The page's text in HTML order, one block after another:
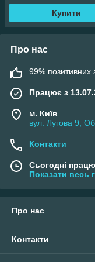
Купити
Про нас
99% позитивних
Працює з
м. Київ
вул. Лугова 9,
Контакти
Сьогодні
Показати весь
Про нас
Контакти